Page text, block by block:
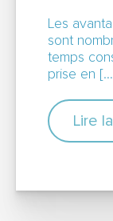
Les
sont
temps
prise en
Lire